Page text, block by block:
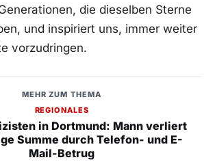
die dieselben ⁤Sterne
und inspiriert ⁤uns, immer weiter
vorzudringen.
MEHR ZUM THEMA
REGIONALES
in Dortmund: Mann verliert
Summe durch Telefon- und E-
Mail-Betrug